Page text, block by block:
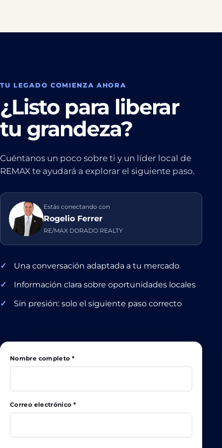
TU LEGADO COMIENZA AHORA
¿Listo para liberar
tu grandeza?
Cuéntanos un poco sobre ti y un líder local de
REMAX te ayudará a explorar el siguiente paso.
Estás conectando con
Rogelio Ferrer
RE/MAX DORADO REALTY
Una conversación adaptada a tu mercado
Información clara sobre oportunidades locales
Sin presión: solo el siguiente paso correcto
Nombre completo *
Correo electrónico *